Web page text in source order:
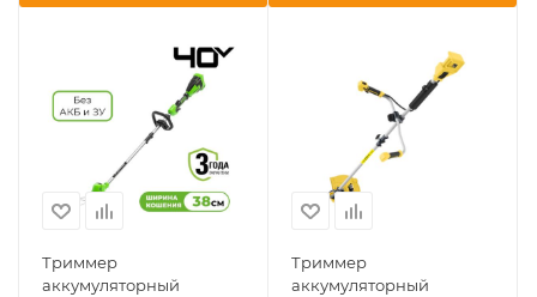
Триммер
аккумуляторный
Триммер
аккумуляторный